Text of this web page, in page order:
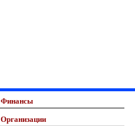
Финансы
Организации